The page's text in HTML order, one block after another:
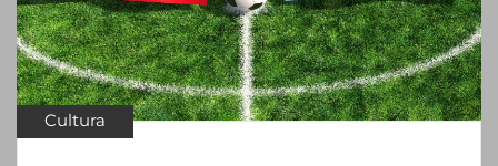
Cultura